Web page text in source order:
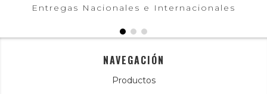
Entregas Nacionales e Internacionales
NAVEGACIÓN
Productos